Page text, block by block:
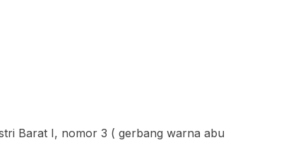
Barat I, nomor 3 ( gerbang warna abu